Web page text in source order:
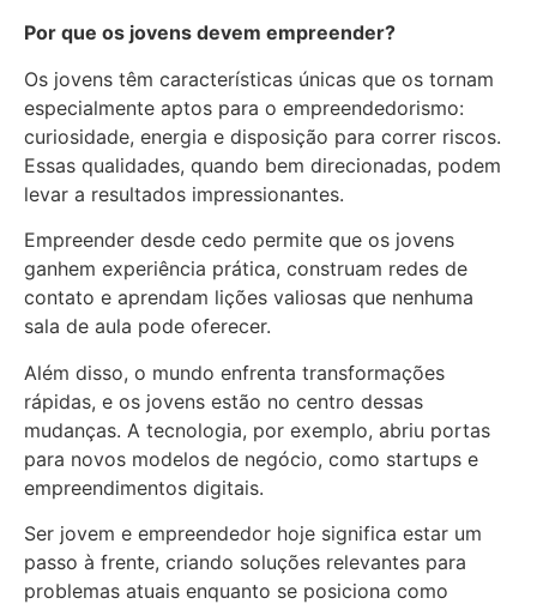
Por que os jovens devem empreender?
Os jovens têm características únicas que os tornam
especialmente aptos para o empreendedorismo:
curiosidade, energia e disposição para correr riscos.
Essas qualidades, quando bem direcionadas, podem
levar a resultados impressionantes.
Empreender desde cedo permite que os jovens
ganhem experiência prática, construam redes de
contato e aprendam lições valiosas que nenhuma
sala de aula pode oferecer.
Além disso, o mundo enfrenta transformações
rápidas, e os jovens estão no centro dessas
mudanças. A tecnologia, por exemplo, abriu portas
para novos modelos de negócio, como startups e
empreendimentos digitais.
Ser jovem e empreendedor hoje significa estar um
passo à frente, criando soluções relevantes para
problemas atuais enquanto se posiciona como